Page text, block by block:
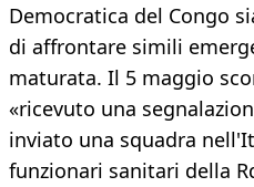
Democratica del Congo
di affrontare simili
maturata. Il 5 maggio
«ricevuto una
inviato una squadra
funzionari sanitari della